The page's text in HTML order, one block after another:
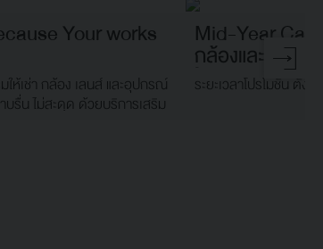
Your works
ห้เช่า กล้อง เลนส์ และอุปกรณ์
บรื่น ไม่สะดุด ด้วยบริการเสริม
Mid-Year
กล้องและเลนส์คู่
ในทุกโมเมนต์
ระยะเวลาโปรโมชัน ตั้